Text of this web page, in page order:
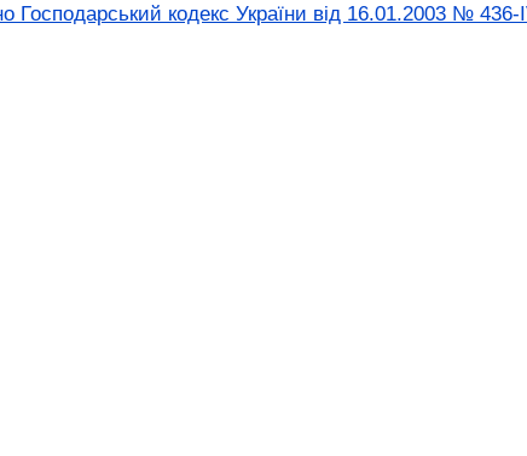
Господарський кодекс України від 16.01.2003 № 436-